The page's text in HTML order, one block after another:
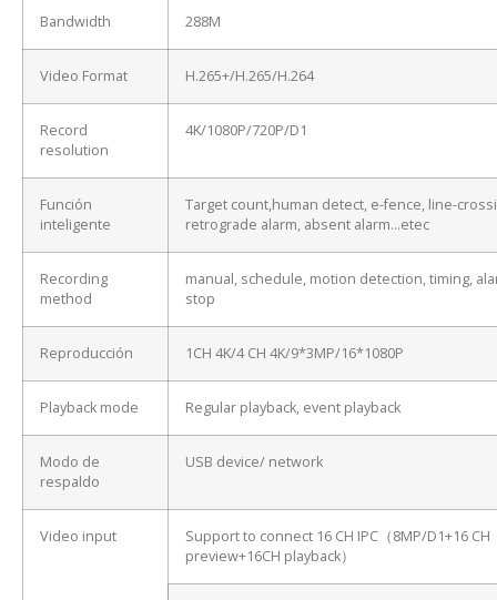
Bandwidth 288M
Video Format H.265+/H.265/H.264
Record
resolution
4K/1080P/720P/D1
Función
inteligente
Target count,human detect, e-fence, line-
retrograde alarm, absent alarm…etec
Recording
method
manual, schedule, motion detection, timing,
stop
Reproducción 1CH 4K/4 CH 4K/9*3MP/16*1080P
Playback mode Regular playback, event playback
Modo de
respaldo
USB device/ network
Video input
Support to connect 16 CH IPC（8MP/D1+16 CH
preview+16CH playback）